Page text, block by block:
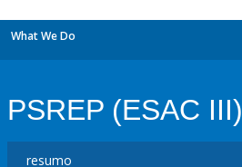
What We Do
PSREP (ESAC III)